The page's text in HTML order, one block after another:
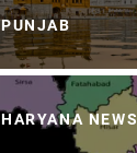
PUNJAB
HARYANA NEWS